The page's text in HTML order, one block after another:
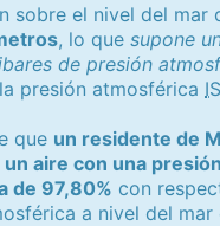
sobre el nivel del mar
, lo quesupone
de presión
presión atmosférica
que un residente de
aire con una presión
de 97,80% con
a nivel del mar